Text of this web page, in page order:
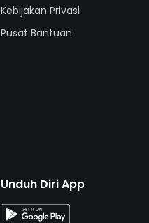
Kebijakan Privasi
Pusat Bantuan
Unduh Diri App